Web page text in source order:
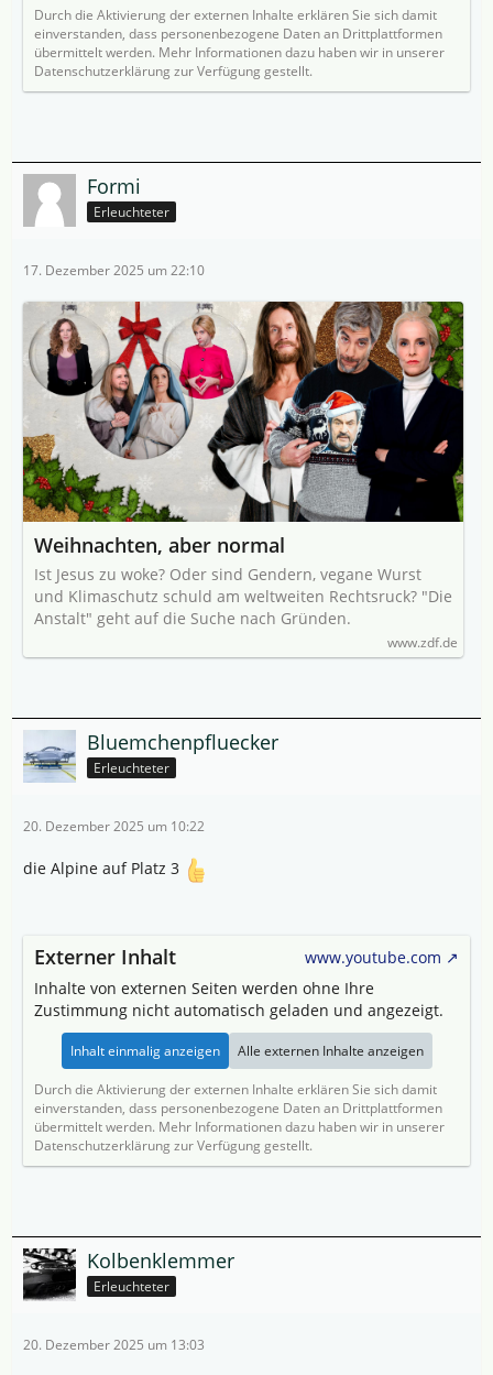
Durch die Aktivierung der externen Inhalte erklären Sie sich damit
einverstanden, dass personenbezogene Daten an Drittplattformen
übermittelt werden. Mehr Informationen dazu haben wir in unserer
Datenschutzerklärung zur Verfügung gestellt.
Formi
Erleuchteter
17. Dezember 2025 um 22:10
Weihnachten, aber normal
Ist Jesus zu woke? Oder sind Gendern, vegane Wurst
und Klimaschutz schuld am weltweiten Rechtsruck? "Die
Anstalt" geht auf die Suche nach Gründen.
www.zdf.de
Bluemchenpfluecker
Erleuchteter
20. Dezember 2025 um 10:22
die Alpine auf Platz 3
Externer Inhalt
www.youtube.com
Inhalte von externen Seiten werden ohne Ihre
Zustimmung nicht automatisch geladen und angezeigt.
Inhalt einmalig anzeigen Alle externen Inhalte anzeigen
Durch die Aktivierung der externen Inhalte erklären Sie sich damit
einverstanden, dass personenbezogene Daten an Drittplattformen
übermittelt werden. Mehr Informationen dazu haben wir in unserer
Datenschutzerklärung zur Verfügung gestellt.
Kolbenklemmer
Erleuchteter
20. Dezember 2025 um 13:03